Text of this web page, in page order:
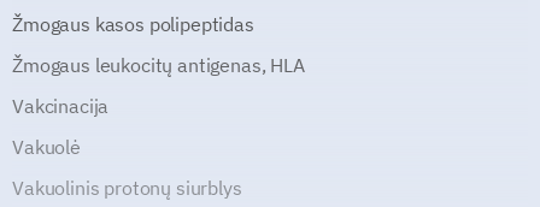
Žmogaus kasos polipeptidas
Žmogaus leukocitų antigenas, HLA
Vakcinacija
Vakuolė
Vakuolinis protonų siurblys